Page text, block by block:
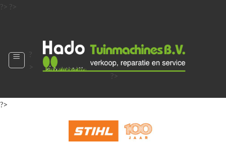
?> ?>
?>
?
?>